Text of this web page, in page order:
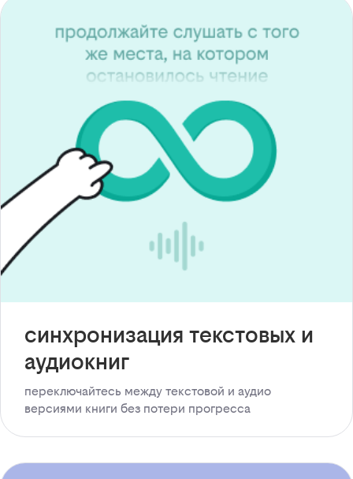
синхронизация текстовых и
аудиокниг
переключайтесь между текстовой и аудио
версиями книги без потери прогресса